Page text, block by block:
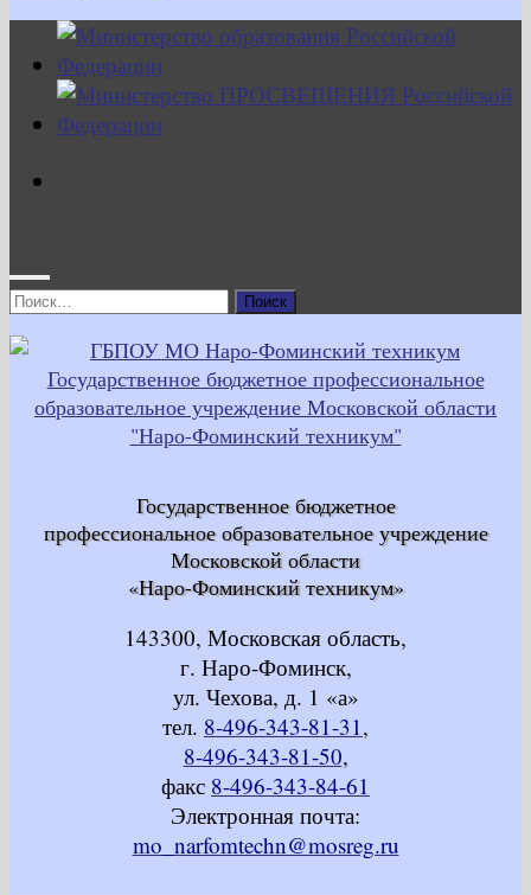
Найти:
Государственное бюджетное
профессиональное образовательное учреждение
Московской области
«Наро-Фоминский техникум»
143300, Московская область,
г. Наро-Фоминск,
ул. Чехова, д. 1 «а»
тел. 8-496-343-81-31 ,
8-496-343-81-50,
факс 8-496-343-84-61
Электронная почта:
mo_narfomtechn@mosreg.ru